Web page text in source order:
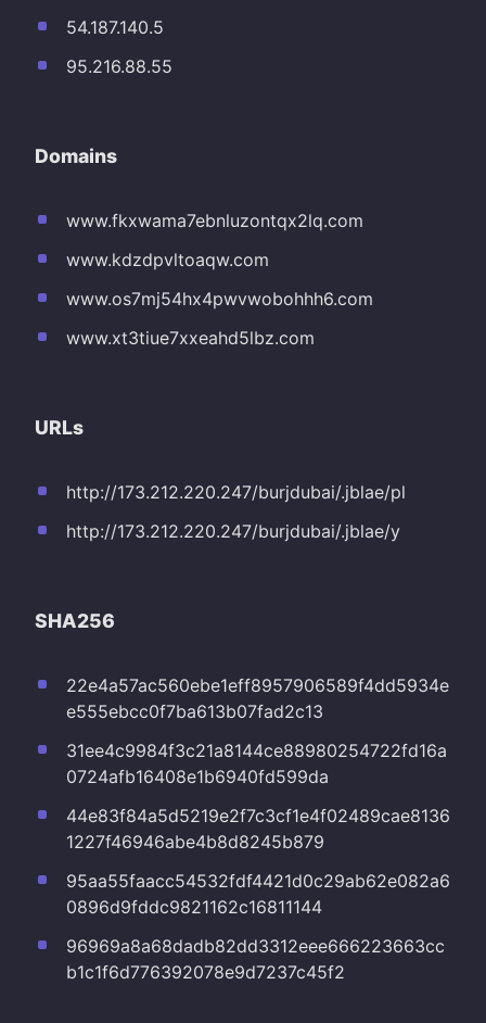
54.187.140.5
95.216.88.55
Domains
www.fkxwama7ebnluzontqx2lq.com
www.kdzdpvltoaqw.com
www.os7mj54hx4pwvwobohhh6.com
www.xt3tiue7xxeahd5lbz.com
URLs
http://173.212.220.247/burjdubai/.jblae/pl
http://173.212.220.247/burjdubai/.jblae/y
SHA256
22e4a57ac560ebe1eff8957906589f4dd5934e
e555ebcc0f7ba613b07fad2c13
31ee4c9984f3c21a8144ce88980254722fd16a
0724afb16408e1b6940fd599da
44e83f84a5d5219e2f7c3cf1e4f02489cae8136
1227f46946abe4b8d8245b879
95aa55faacc54532fdf4421d0c29ab62e082a6
0896d9fddc9821162c16811144
96969a8a68dadb82dd3312eee666223663cc
b1c1f6d776392078e9d7237c45f2